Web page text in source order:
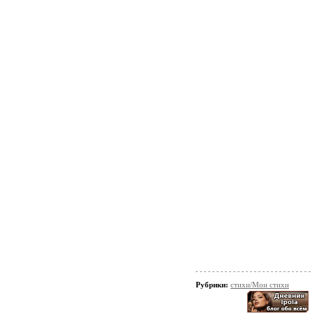
Рубрики: стихи/Мои стихи